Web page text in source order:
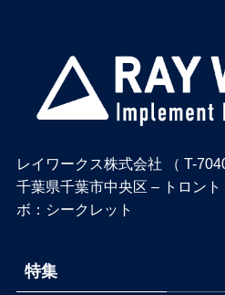
レイワークス株式会社 （ T-
千葉県千葉市中央区 – トロン
ボ：シークレット
特集